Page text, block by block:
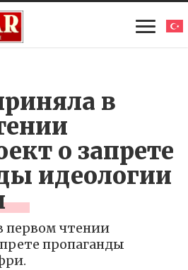
в
о запрете
идеологии
первом чтении
пропаганды